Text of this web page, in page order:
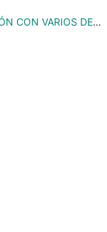
TEOREMA DE PITÁGORAS (DEMOSTRACIÓN CON VARIOS DESLIZADORES)